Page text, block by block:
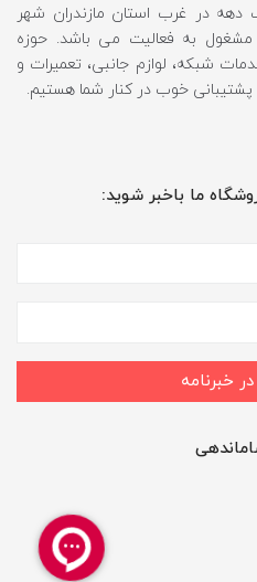
دهه در غرب استان مازندران شهر
مشغول به فعالیت می باشد. حوزه
شبکه، لوازم جانبی، تعمیرات و
پشتیبانی خوب در کنار شما هستیم.
ما باخبر شوید:
خبرنامه